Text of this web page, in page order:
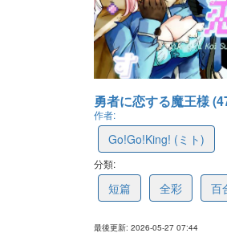
勇者に恋する魔王様
作者:
Go!Go!King! (ミト)
分類:
短篇 全彩 百
最後更新: 2026-05-27 07:44